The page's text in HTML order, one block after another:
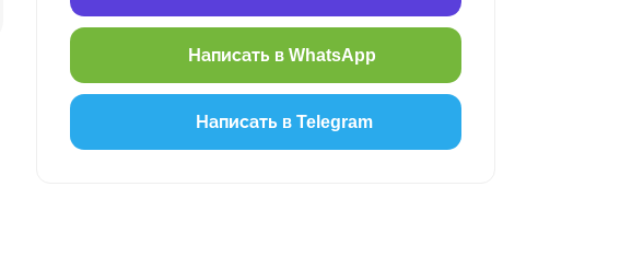
Написать в WhatsApp
Написать в Telegram